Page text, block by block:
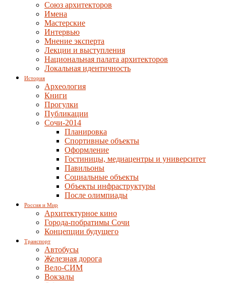
Союз архитекторов
Имена
Мастерские
Интервью
Мнение эксперта
Лекции и выступления
Национальная палата архитекторов
Локальная идентичность
История
Археология
Книги
Прогулки
Публикации
Сочи-2014
Планировка
Спортивные объекты
Оформление
Гостиницы, медиацентры и университет
Павильоны
Социальные объекты
Объекты инфраструктуры
После олимпиады
Россия и Мир
Архитектурное кино
Города-побратимы Сочи
Концепции будущего
Транспорт
Автобусы
Железная дорога
Вело-СИМ
Вокзалы